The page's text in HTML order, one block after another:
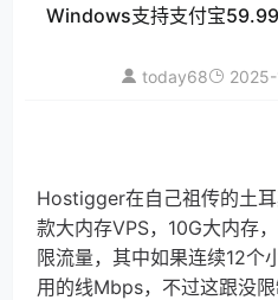
Windows支持支付宝
today68
Hostigger在自己祖传的土
款大内存VPS，10G大内存
限流量，其中如果连续12个
用的线Mbps，不过这跟没